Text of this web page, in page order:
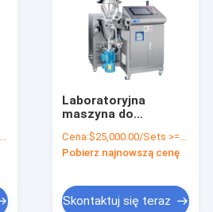
Laboratoryjna
maszyna do
próżniowej o
wysokim ścinaniu
Cena:$25,000.00/Sets >=1 Sets
Pobierz najnowszą cenę
Skontaktuj się teraz